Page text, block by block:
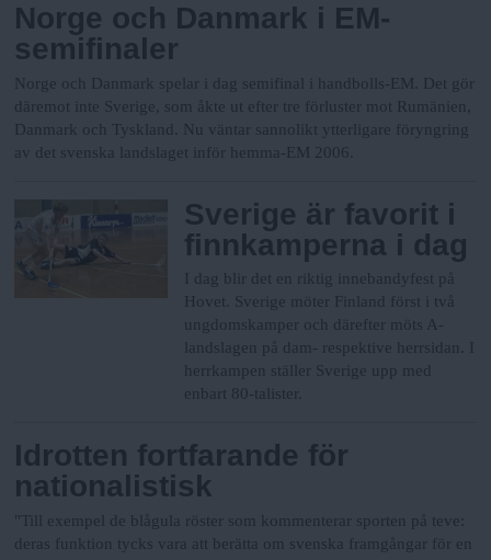
Norge och Danmark i EM-
semifinaler
Norge och Danmark spelar i dag semifinal i handbolls-EM. Det gör
däremot inte Sverige, som åkte ut efter tre förluster mot Rumänien,
Danmark och Tyskland. Nu väntar sannolikt ytterligare föryngring
av det svenska landslaget inför hemma-EM 2006.
Sverige är favorit i
finnkamperna i dag
I dag blir det en riktig innebandyfest på
Hovet. Sverige möter Finland först i två
ungdomskamper och därefter möts A-
landslagen på dam- respektive herrsidan. I
herrkampen ställer Sverige upp med
enbart 80-talister.
Idrotten fortfarande för
nationalistisk
"Till exempel de blågula röster som kommenterar sporten på teve:
deras funktion tycks vara att berätta om svenska framgångar för en